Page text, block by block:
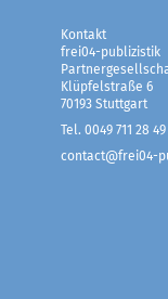
Kontakt
frei04-publizistik
Klüpfelstraße 6
70193 Stuttgart
Tel. 0049 711 28 49
contact@frei04-